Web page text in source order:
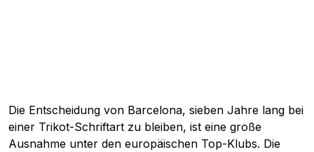
Die Entscheidung von Barcelona, sieben Jahre lang bei
einer Trikot-Schriftart zu bleiben, ist eine große
Ausnahme unter den europäischen Top-Klubs. Die